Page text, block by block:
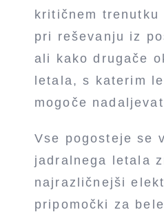
kritičnem trenutku
pri reševanju iz
ali kako drugače
letala, s katerim
mogoče
Vse pogosteje se
jadralnega letala
najrazličnejši
pripomočki za